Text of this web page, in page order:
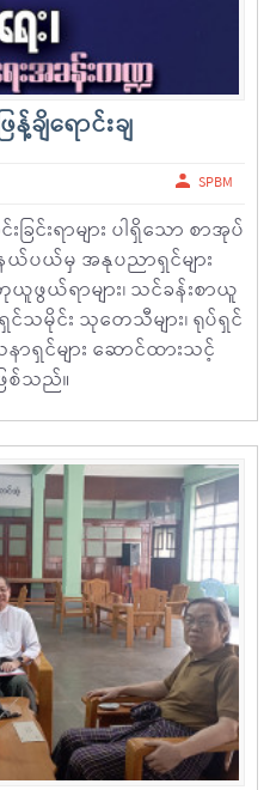
ျိရောင်းချ
SPBM
င်းရာများ ပါရှိသော စာအုပ်
ယ်ပယ်မှ အနုပညာရှင်များ
ယ်ရာများ၊ သင်ခန်းစာယူ
သမိုင်း သုတေသီများ၊ ရုပ်ရှင်
ာရှင်များ ဆောင်ထားသင့်
စ်သည်။